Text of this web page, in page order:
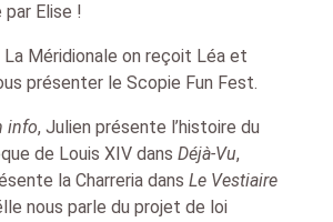
par Elise !
La Méridionale on reçoit Léa et
présenter le Scopie Fun Fest.
info, Julien présente l’histoire du
de Louis XIV dans Déjà-Vu,
la Charreria dans Le Vestiaire
nous parle du projet de loi